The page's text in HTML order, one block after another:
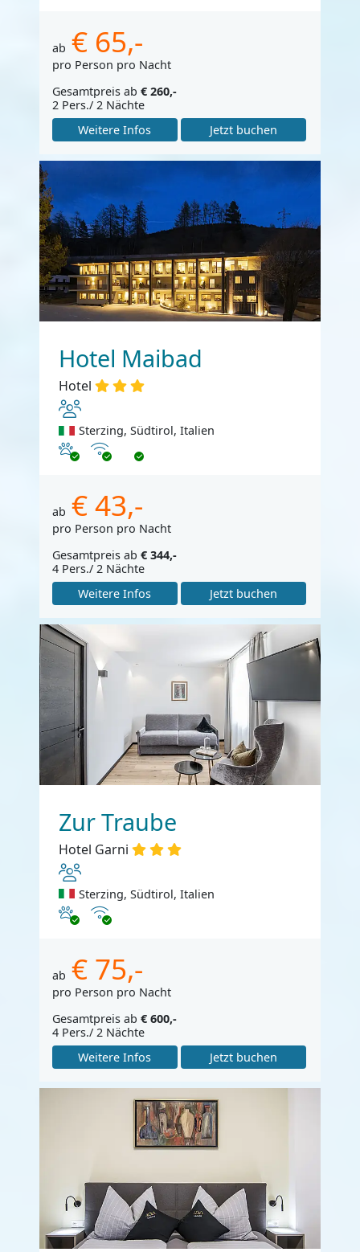
ab € 65,-
pro Person pro Nacht
Gesamtpreis ab € 260,-
2 Pers./ 2 Nächte
Weitere Infos
Jetzt buchen
Hotel Maibad
Hotel
Sterzing, Südtirol, Italien
Haustiere erlaubt
Internet
ab € 43,-
pro Person pro Nacht
Gesamtpreis ab € 344,-
4 Pers./ 2 Nächte
Weitere Infos
Jetzt buchen
Zur Traube
Hotel Garni
Sterzing, Südtirol, Italien
Haustiere erlaubt
Internet
ab € 75,-
pro Person pro Nacht
Gesamtpreis ab € 600,-
4 Pers./ 2 Nächte
Weitere Infos
Jetzt buchen